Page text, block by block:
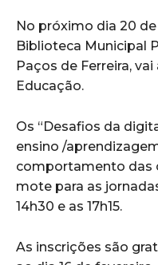
No próximo dia 20
Biblioteca Municipal
Paços de Ferreira,
Educação.
Os “Desafios da
ensino /
comportamento das
mote para as
14h30 e as 17h15.
As inscrições são